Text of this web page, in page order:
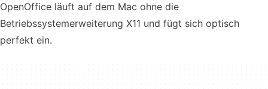
OpenOffice läuft auf dem Mac ohne die
Betriebssystemerweiterung X11 und fügt sich optisch
perfekt ein.